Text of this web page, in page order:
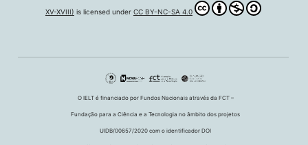
XV-XVIII) is licensed under CC BY-NC-SA 4.0
O IELT é financiado por Fundos Nacionais através da FCT –
Fundação para a Ciência e a Tecnologia no âmbito dos projetos
UIDB/00657/2020 com o identificador DOI